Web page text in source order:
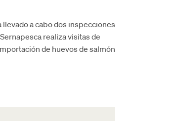
a cabo dos inspecciones
realiza visitas de
de huevos de salmón